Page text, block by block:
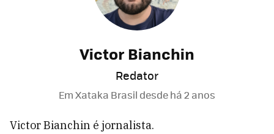
Victor Bianchin
Redator
Em Xataka Brasil desdehá 2 anos
Victor Bianchin é jornalista.